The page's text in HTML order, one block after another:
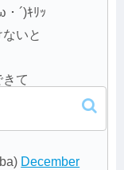
´)ｷﾘｯ
いと
て
December